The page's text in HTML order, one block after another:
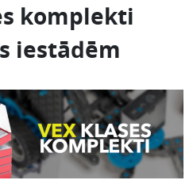
komplekti
iestādēm